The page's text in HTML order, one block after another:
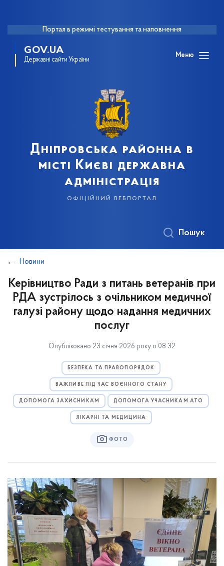
Портал в режимі тестування та наповнення
GOV.UA
Державні сайти України
Меню
Дніпровська районна в
місті Києві державна
адміністрація
офіційний вебпортал
Пошук
Новини
Керівництво Ради з питань ветеранів при
РДА зустрілось з очільником медичної
галузі району щодо надання медичних
послуг
Опубліковано 23 січня 2026 року о 08:32
БЕЗПЕКА ТА ПРАВОПОРЯДОК
ВАЖЛИВЕ ПІД ЧАС ВОЄННОГО СТАНУ
ДОПОМОГА ЗАХИСНИКАМ ДОПОМОГА УЧАСНИКАМ АТО
ЛІКАРНІ ТА МЕДИЦИНА
ФОТО